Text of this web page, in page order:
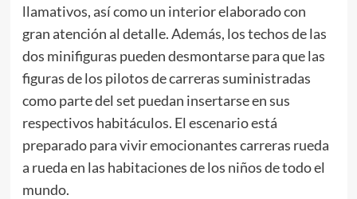
llamativos, así como un interior elaborado con
gran atención al detalle. Además, los techos de las
dos minifiguras pueden desmontarse para que las
figuras de los pilotos de carreras suministradas
como parte del set puedan insertarse en sus
respectivos habitáculos. El escenario está
preparado para vivir emocionantes carreras rueda
a rueda en las habitaciones de los niños de todo el
mundo.